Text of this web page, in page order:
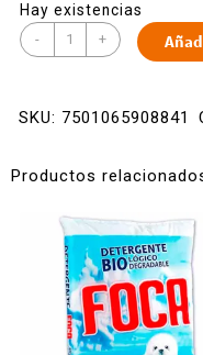
Hay existencias
- +
SKU: 7501065908841
Productos